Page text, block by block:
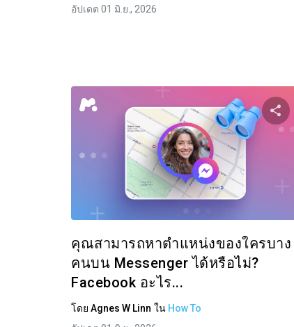
อัปเดต 01 มิ.ย., 2026
คุณสามารถหาตำแหน่งของใครบาง
คนบน Messenger ได้หรือไม่?
Facebook อะไร...
โดยAgnes W Linn ใน How To